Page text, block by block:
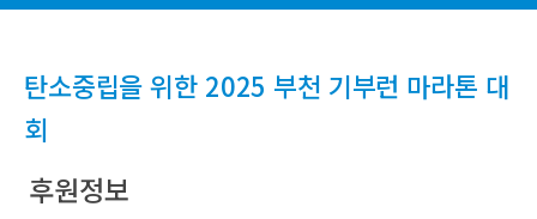
탄소중립을 위한 2025 부천 기부런 마라톤 대
회
후원정보